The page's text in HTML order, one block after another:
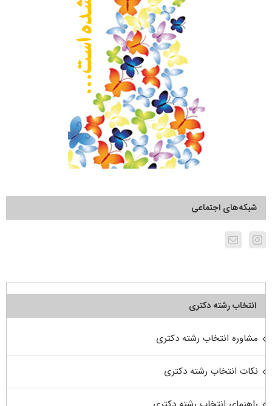
شبکه‌های اجتماعی
انتخاب رشته دکتری
مشاوره انتخاب رشته دکتری
نکات انتخاب رشته دکتری